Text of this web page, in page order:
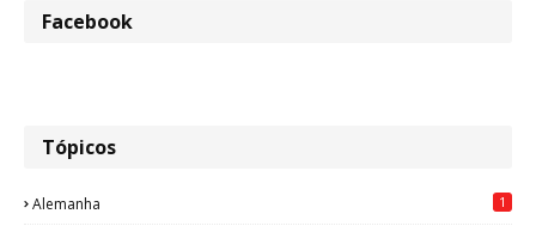
Facebook
Tópicos
Alemanha 1